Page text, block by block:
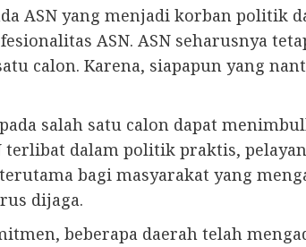
ASN yang menjadi korban politik
ASN. ASN seharusnya
calon. Karena, siapapun yang
salah satu calon dapat
terlibat dalam politik praktis,
bagi masyarakat yang
dijaga.
beberapa daerah telah